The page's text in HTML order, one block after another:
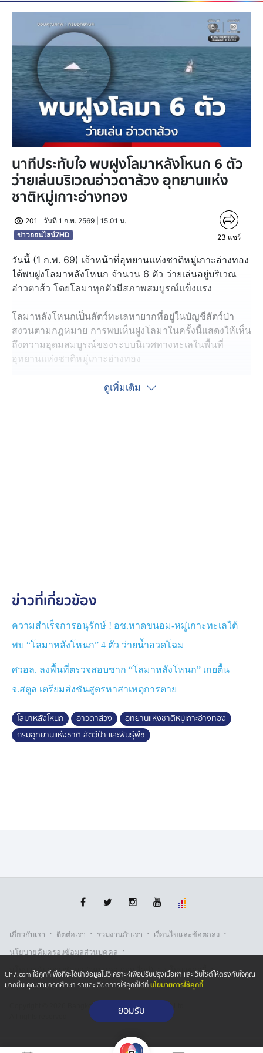
นาทีประทับใจ พบฝูงโลมาหลังโหนก 6 ตัว
ว่ายเล่นบริเวณอ่าวตาส้วง อุทยานแห่ง
ชาติหมู่เกาะอ่างทอง
201
วันที่ 1 ก.พ. 2569 | 15.01 น.
ข่าวออนไลน์7HD
23 แชร์
วันนี้ (1 ก.พ. 69) เจ้าหน้าที่อุทยานแห่งชาติหมู่เกาะอ่างทอง
ได้พบฝูงโลมาหลังโหนก จำนวน 6 ตัว ว่ายเล่นอยู่บริเวณ
อ่าวตาส้ว โดยโลมาทุกตัวมีสภาพสมบูรณ์แข็งแรง
โลมาหลังโหนกเป็นสัตว์ทะเลหายากที่อยู่ในบัญชีสัตว์ป่า
สงวนตามกฎหมาย การพบเห็นฝูงโลมาในครั้งนี้แสดงให้เห็น
ถึงความอุดมสมบูรณ์ของระบบนิเวศทางทะเลในพื้นที่
อุทยานแห่งชาติหมู่เกาะอ่างทอง
ทางอุทยานฯ ขอความร่วมมือจากนักท่องเที่ยวและ
ดูเพิ่มเติม
ข่าวที่เกี่ยวข้อง
ความสำเร็จการอนุรักษ์ ! อช.หาดขนอม-หมู่เกาะทะเลใต้
พบ “โลมาหลังโหนก” 4 ตัว ว่ายน้ำอวดโฉม
ศวอล. ลงพื้นที่ตรวจสอบซาก “โลมาหลังโหนก” เกยตื้น
จ.สตูล เตรียมส่งชันสูตรหาสาเหตุการตาย
โลมาหลังโหนก อ่าวตาส้วง
อุทยานแห่งชาติหมู่เกาะอ่างทอง
กรมอุทยานแห่งชาติ สัตว์ป่า และพันธุ์พืช
เกี่ยวกับเรา · ติตต่อเรา · ร่วมงานกับเรา · เงื่อนไขและข้อตกลง ·
นโยบายคุ้มครองข้อมูลส่วนบุคคล ·
นโยบายคุ้มครองข้อมูลส่วนบุคคล (ออนไลน์) · นโยบายคุกกี้ ·
รับเรื่องร้องเรียน
Copyright © 2026 Bangkok Broadcasting & T.V. Co.,Ltd.
Ch7.com ใช้คุกกี้เพื่อที่จะได้นำข้อมูลไปวิเคราะห์เพื่อปรับปรุงเนื้อหา และเว็บไซต์ให้ตรงกับใจคุณ
มากขึ้น คุณสามารถศึกษา รายละเอียดการใช้คุกกี้ได้ที่นโยบายการใช้คุกกี้
ยอมรับ